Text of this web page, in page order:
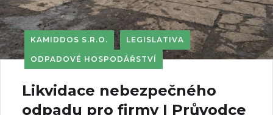
KAMIDDOS S.R.O. LEGISLATIVA
ODPADOVÉ HOSPODÁŘSTVÍ
Likvidace nebezpečného
odpadu pro firmy | Průvodce